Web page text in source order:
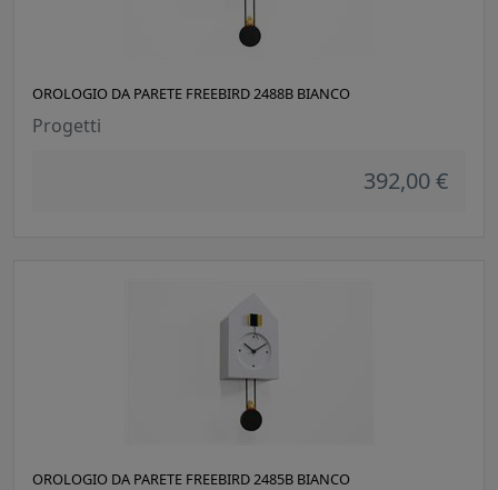
OROLOGIO DA PARETE FREEBIRD 2488B BIANCO
Progetti
392,00 €
OROLOGIO DA PARETE FREEBIRD 2485B BIANCO